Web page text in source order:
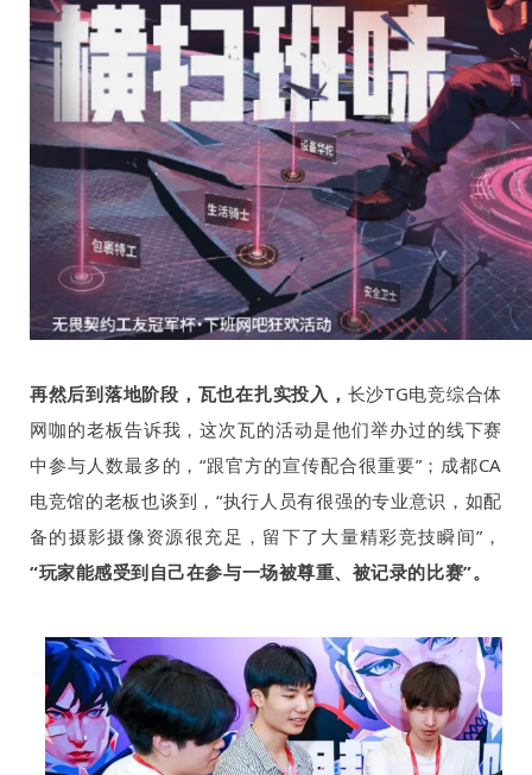
再然后到落地阶段，瓦也在扎实投入， 长沙TG电竞综合体
网咖的老板告诉我，这次瓦的活动是他们举办过的线下赛
中参与人数最多的，“跟官方的宣传配合很重要”；成都CA
电竞馆的老板也谈到，“执行人员有很强的专业意识，如配
备的摄影摄像资源很充足，留下了大量精彩竞技瞬间”，
“玩家能感受到自己在参与一场被尊重、被记录的比赛”。